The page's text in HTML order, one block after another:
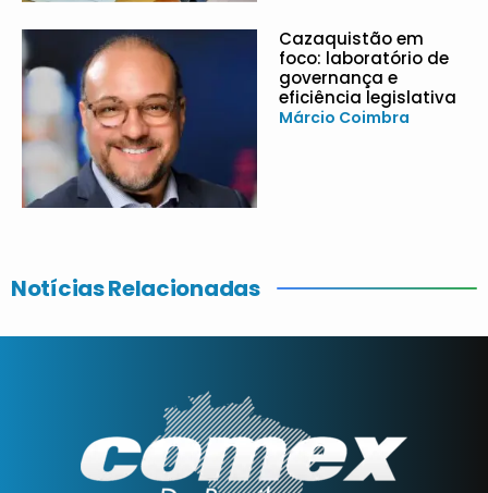
Cazaquistão em
foco: laboratório de
governança e
eficiência legislativa
Márcio Coimbra
Notícias Relacionadas